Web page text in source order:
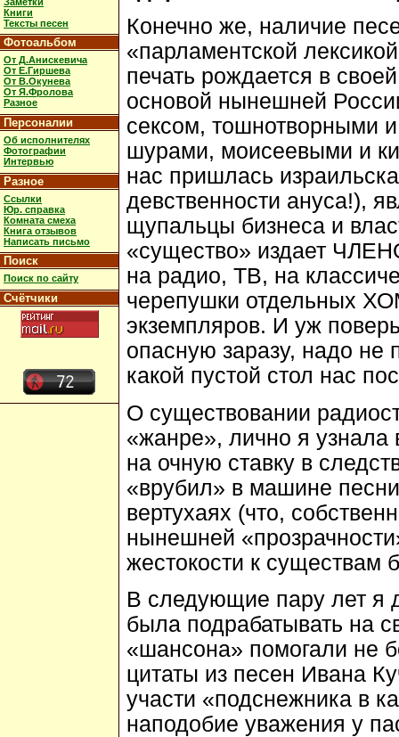
Книги
Тексты песен
Фотоальбом
От Д.Анискевича
От Е.Гиршева
От В.Окунева
От Я.Фролова
Разное
Персоналии
Об исполнителях
Фотографии
Интервью
Разное
Ссылки
Юр. справка
Комната смеха
Книга отзывов
Написать письмо
Поиск
Поиск по сайту
Счётчики
Конечно же, наличие
«парламентской
печать рождается в
основой нынешней
сексом, тошнотворными
шурами, моисеевыми и
нас пришлась
девственности ануса!),
щупальцы бизнеса и
«существо» издает
на радио, ТВ, на
черепушки отдельных
экземпляров. И уж
опасную заразу, надо не
какой пустой стол нас
О существовании
«жанре», лично я узнала
на очную ставку в
«врубил» в машине
вертухаях (что,
нынешней
жестокости к существам
В следующие пару лет я
была подрабатывать на
«шансона» помогали не
цитаты из песен Ивана
участи «подснежника в
наподобие уважения у